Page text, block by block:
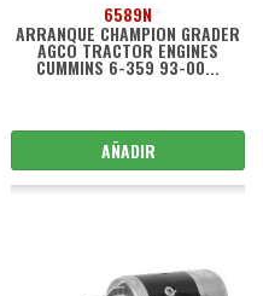
6589N
ARRANQUE CHAMPION GRADER
AGCO TRACTOR ENGINES
CUMMINS 6-359 93-00...
AÑADIR